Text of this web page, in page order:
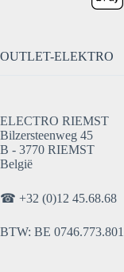
OUTLET-ELEKTRO
ELECTRO RIEMST
Bilzersteenweg 45
B - 3770 RIEMST
België
☎ +32 (0)12 45.68.68
BTW: BE 0746.773.801